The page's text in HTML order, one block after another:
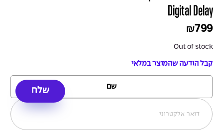
Digital Delay
₪799
Out of stock
קבל הודעה שהמוצר במלאי